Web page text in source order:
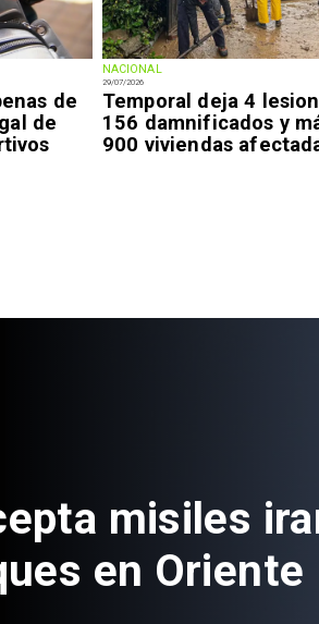
de
de
NACIONAL
29/07/2026
Temporal deja 4
156 damnificados y
900 viviendas